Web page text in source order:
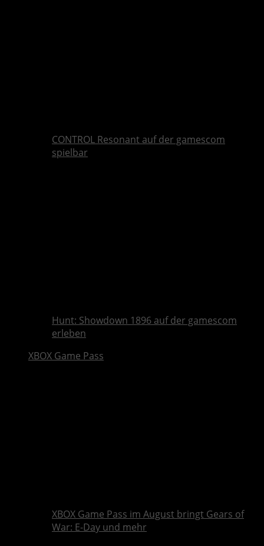
CONTROL Resonant auf der gamescom
spielbar
Hunt: Showdown 1896 auf der gamescom
erleben
XBOX Game Pass
XBOX Game Pass im August bringt Gears of
War: E-Day und mehr